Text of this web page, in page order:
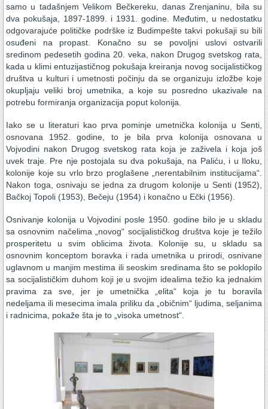
samo u tadašnjem Velikom Bečkereku, danas Zrenjaninu, bila su
dva pokušaja, 1897-1899. i 1931. godine. Međutim, u nedostatku
odgovarajuće političke podrške iz Budimpešte takvi pokušaji su bili
osuđeni na propast. Konačno su se povoljni uslovi ostvarili
sredinom pedesetih godina 20. veka, nakon Drugog svetskog rata,
kada u klimi entuzijastičnog pokušaja kreiranja novog socijalističkog
društva u kulturi i umetnosti počinju da se organizuju izložbe koje
okupljaju veliki broj umetnika, a koje su posredno ukazivale na
potrebu formiranja organizacija poput kolonija.
Iako se u literaturi kao prva pominje umetnička kolonija u Senti,
osnovana 1952. godine, to je bila prva kolonija osnovana u
Vojvodini nakon Drugog svetskog rata koja je zaživela i koja još
uvek traje. Pre nje postojala su dva pokušaja, na Paliću, i u Iloku,
kolonije koje su vrlo brzo proglašene „nerentabilnim institucijama“.
Nakon toga, osnivaju se jedna za drugom kolonije u Senti (1952),
Bačkoj Topoli (1953), Bečeju (1954) i konačno u Ečki (1956).
Osnivanje kolonija u Vojvodini posle 1950. godine bilo je u skladu
sa osnovnim načelima „novog“ socijalističkog društva koje je težilo
prosperitetu u svim oblicima života. Kolonije su, u skladu sa
osnovnim konceptom boravka i rada umetnika u prirodi, osnivane
uglavnom u manjim mestima ili seoskim sredinama što se poklopilo
sa socijalističkim duhom koji je u svojim idealima težio ka jednakim
pravima za sve, jer je umetnička „elita“ koja je tu boravila
nedeljama ili mesecima imala priliku da „običnim“ ljudima, seljanima
i radnicima, pokaže šta je to „visoka umetnost“.